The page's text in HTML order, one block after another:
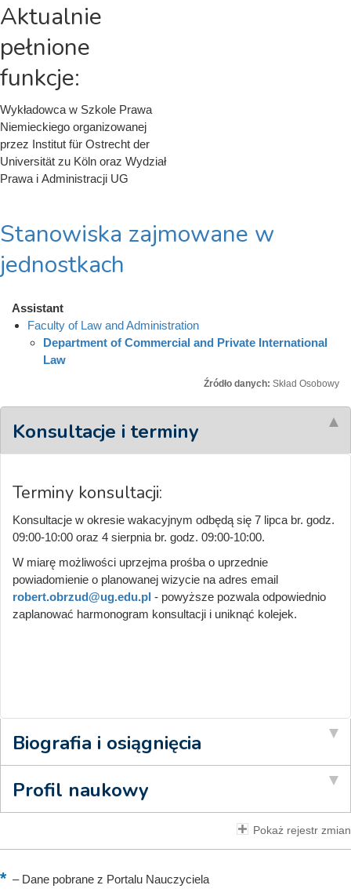
Aktualnie
pełnione
funkcje:
Wykładowca w Szkole Prawa
Niemieckiego organizowanej
przez Institut für Ostrecht der
Universität zu Köln oraz Wydział
Prawa i Administracji UG
Stanowiska zajmowane w
jednostkach
Assistant
Faculty of Law and Administration
Department of Commercial and Private International
Law
Źródło danych: Skład Osobowy
Konsultacje i terminy
Terminy konsultacji:
Konsultacje w okresie wakacyjnym odbędą się 7 lipca br. godz.
09:00-10:00 oraz 4 sierpnia br. godz. 09:00-10:00.
W miarę możliwości uprzejma prośba o uprzednie
powiadomienie o planowanej wizycie na adres email
robert.obrzud@ug.edu.pl - powyższe pozwala odpowiednio
zaplanować harmonogram konsultacji i uniknąć kolejek.
Biografia i osiągnięcia
Profil naukowy
Pokaż rejestr zmian
–Dane pobrane z Portalu Nauczyciela